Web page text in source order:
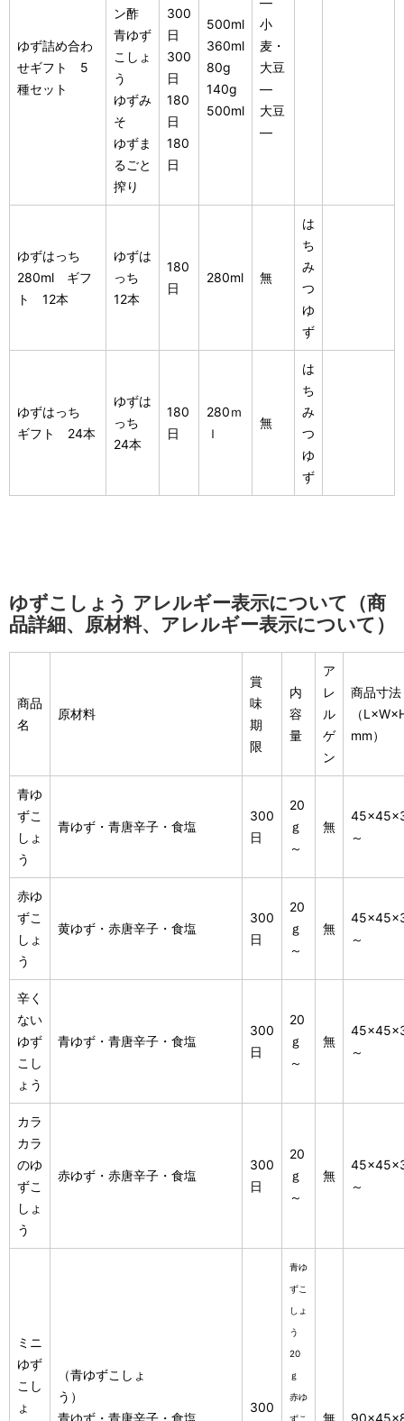
ゆず詰め合わ
せギフト 5
種セット
ン酢
青ゆず
こしょ
う
ゆずみ
そ
ゆずま
るごと
搾り
300
日
300
日
180
日
180
日
500ml
360ml
80g
140g
500ml
小
麦・
大豆
―
大豆
―
ゆずはっち
280ml ギフ
ト 12本
ゆずは
っち
12本
180
日
280ml 無
は
ち
み
つ
ゆ
ず
ゆずはっち
ギフト 24本
ゆずは
っち
24本
180
日
280ｍ
ｌ
無
は
ち
み
つ
ゆ
ず
ゆずこしょう アレルギー表示について（商
品詳細、原材料、アレルギー表示について）
商品
名
原材料
賞
味
期
限
内
容
量
ア
レ
ル
ゲ
ン
商品寸法
（
mm）
青ゆ
ずこ
しょ
う
青ゆず・青唐辛子・食塩
300
日
20
ｇ
～
無
～
赤ゆ
ずこ
しょ
う
黄ゆず・赤唐辛子・食塩
300
日
20
ｇ
～
無
～
辛く
ない
ゆず
こし
ょう
青ゆず・青唐辛子・食塩
300
日
20
ｇ
～
無
～
カラ
カラ
のゆ
ずこ
しょ
う
赤ゆず・赤唐辛子・食塩
300
日
20
ｇ
～
無
～
ミニ
ゆず
こし
ょ
（青ゆずこしょ
う）
青ゆず・青唐辛子・食塩
300
青ゆ
ずこ
しょ
う
20
ｇ
赤ゆ
ずこ
無